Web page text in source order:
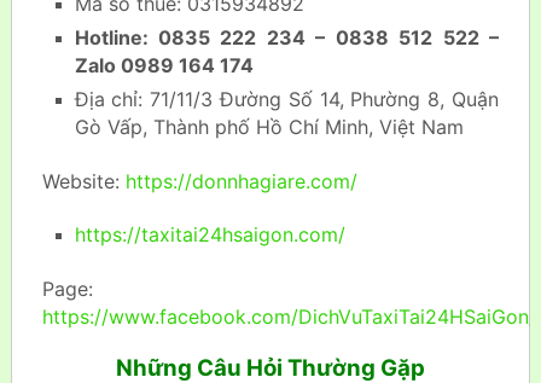
Hotline: 0835 222 234 – 0838 512 522 –
Zalo 0989 164 174
Địa chỉ: 71/11/3 Đường Số 14, Phường 8, Quận
Gò Vấp, Thành phố Hồ Chí Minh, Việt Nam
Website: https://donnhagiare.com/
https://taxitai24hsaigon.com/
Page:
https://www.facebook.com/DichVuTaxiTai24HSaiGon/
Những Câu Hỏi Thường Gặp